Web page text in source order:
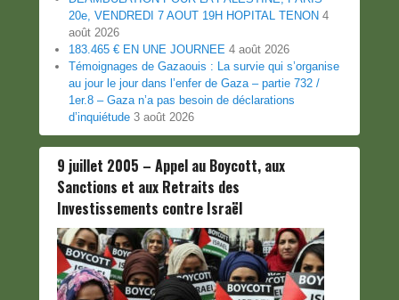
20e, VENDREDI 7 AOUT 19H HOPITAL TENON 4
août 2026
183.465 € EN UNE JOURNEE 4 août 2026
Témoignages de Gazaouis : La survie qui s’organise
au jour le jour dans l’enfer de Gaza – partie 732 /
1er.8 – Gaza n’a pas besoin de déclarations
d’inquiétude 3 août 2026
9 juillet 2005 – Appel au Boycott, aux
Sanctions et aux Retraits des
Investissements contre Israël